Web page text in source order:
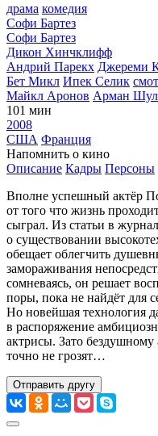
драма комедия
Софи Бартез
Софи Бартез
Дикон Хинчклифф
Андрий Парекх Джереми
Бет Микл Ипек Селик
Майкл Аронов Арман
101 мин
2008
США Франция
Напомнить о кино
Описание Кадры Персоны
Вполне успешный актёр
от того что жизнь
сыграл. Из статьи в
о существовании
обещает облегчить
замораживания
сомневаясь, он решает
поры, пока не найдёт для
Но новейшая технология
в распоряжение
актрисы. Зато бездушному
точно не грозят…
Отправить другу